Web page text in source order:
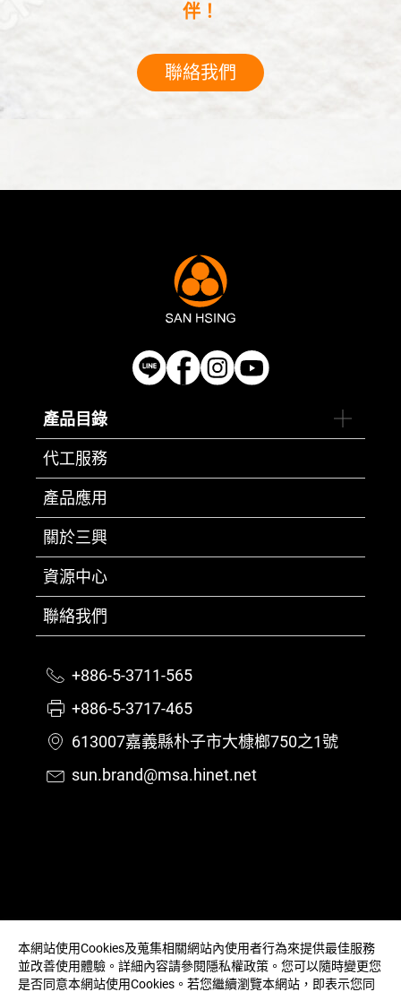
伴！
聯絡我們
代工服務
產品應用
關於三興
資源中心
聯絡我們
產品目錄
+886-5-3711-565
+886-5-3717-465
613007嘉義縣朴子市大槺榔750之1號
sun.brand@msa.hinet.net
本網站使用Cookies及蒐集相關網站內使用者行為來提供最佳服務
並改善使用體驗。詳細內容請參閱 隱私權政策 。您可以隨時變更您
是否同意本網站使用Cookies。若您繼續瀏覽本網站，即表示您同